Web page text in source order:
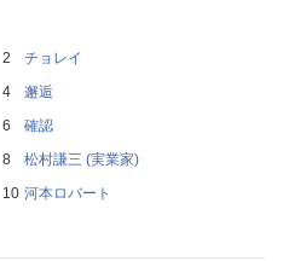
チョレイ
邂逅
確認
松村謙三 (実業家)
河本ロバート